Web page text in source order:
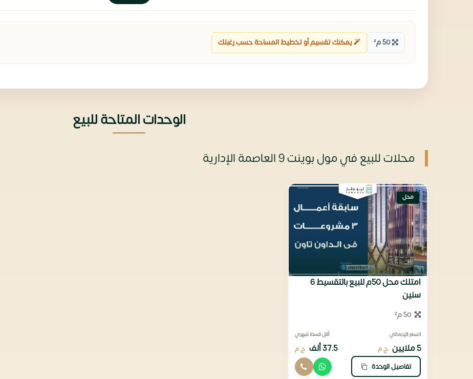
يمكنك تقسيم أو تخطيط المساحة حسب رغبتك
الوحدات المتاحة للبيع
محلات للبيع في مول بوينت 9 العاصمة الإدارية
محل
امتلك محل 50م للبيع بالتقسيط 6
سنين
السعر الإجمالي
5 ملايين ج.م
أقل قسط شهري
37.5 ألف ج.م
تفاصيل الوحدة